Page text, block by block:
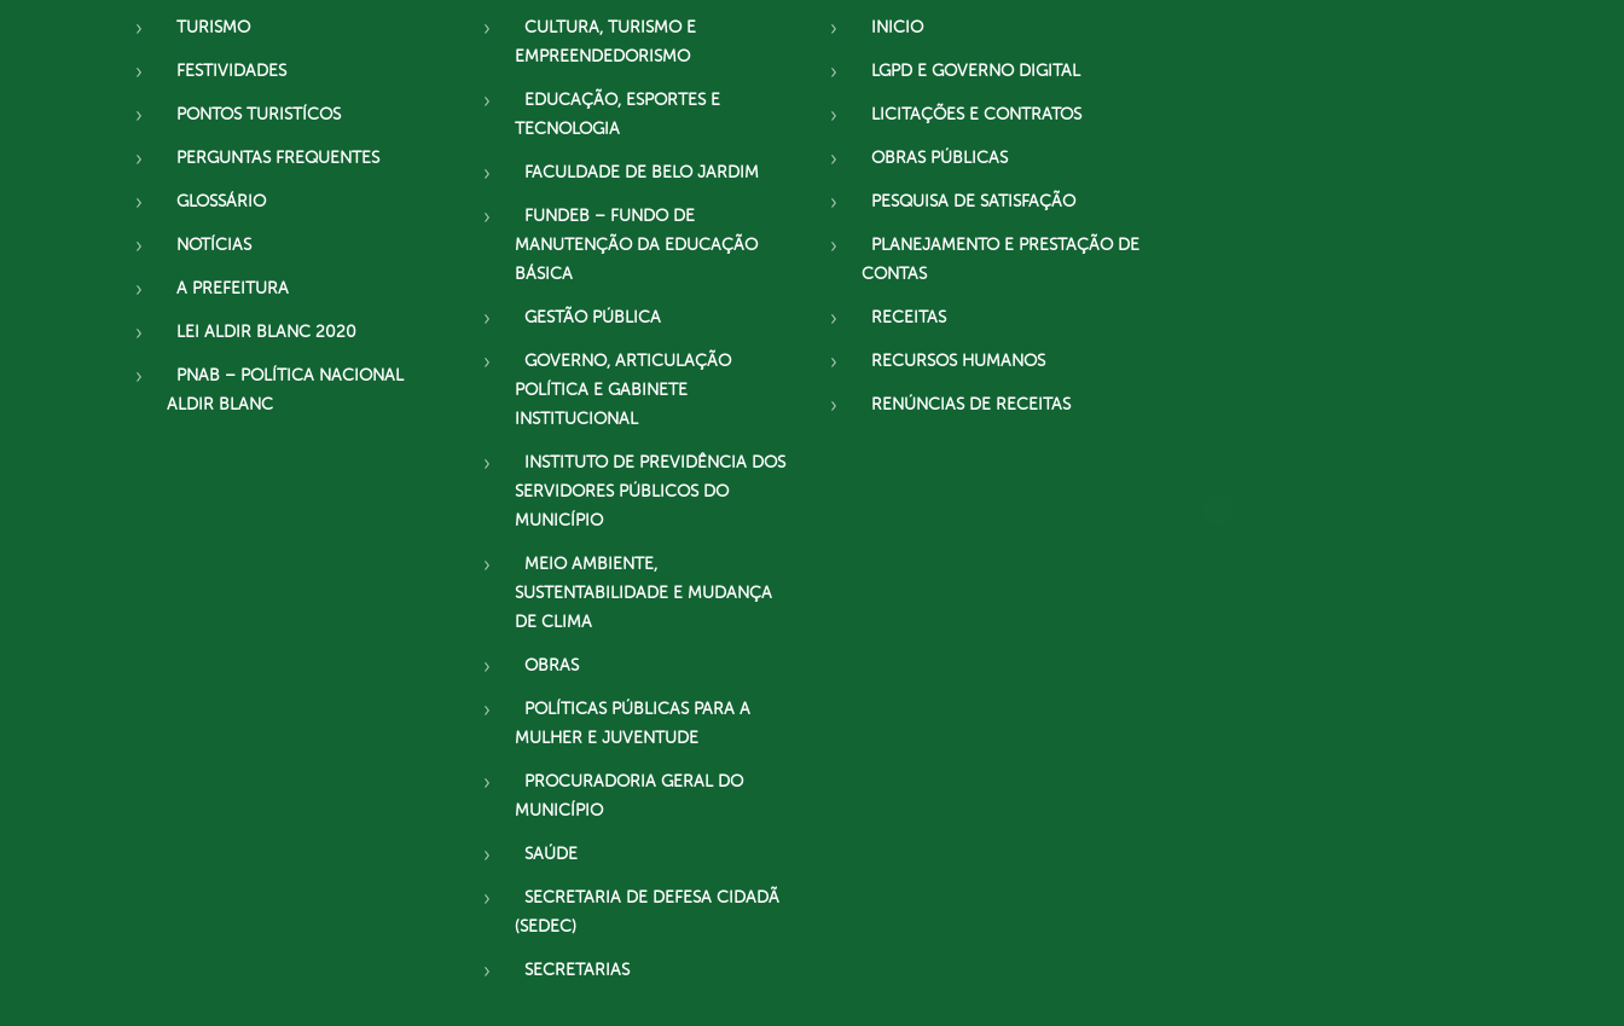
TURISMO
FESTIVIDADES
PONTOS TURISTÍCOS
PERGUNTAS FREQUENTES
GLOSSÁRIO
NOTÍCIAS
A PREFEITURA
LEI ALDIR BLANC 2020
PNAB – POLÍTICA NACIONAL
ALDIR BLANC
CULTURA, TURISMO E
EMPREENDEDORISMO
EDUCAÇÃO, ESPORTES E
TECNOLOGIA
FACULDADE DE BELO JARDIM
FUNDEB – FUNDO DE
MANUTENÇÃO DA EDUCAÇÃO
BÁSICA
GESTÃO PÚBLICA
GOVERNO, ARTICULAÇÃO
POLÍTICA E GABINETE
INSTITUCIONAL
INSTITUTO DE PREVIDÊNCIA DOS
SERVIDORES PÚBLICOS DO
MUNICÍPIO
MEIO AMBIENTE,
SUSTENTABILIDADE E MUDANÇA
DE CLIMA
OBRAS
POLÍTICAS PÚBLICAS PARA A
MULHER E JUVENTUDE
PROCURADORIA GERAL DO
MUNICÍPIO
SAÚDE
SECRETARIA DE DEFESA CIDADÃ
(SEDEC)
SECRETARIAS
INICIO
LGPD E GOVERNO DIGITAL
LICITAÇÕES E CONTRATOS
OBRAS PÚBLICAS
PESQUISA DE SATISFAÇÃO
PLANEJAMENTO E PRESTAÇÃO DE
CONTAS
RECEITAS
RECURSOS HUMANOS
RENÚNCIAS DE RECEITAS